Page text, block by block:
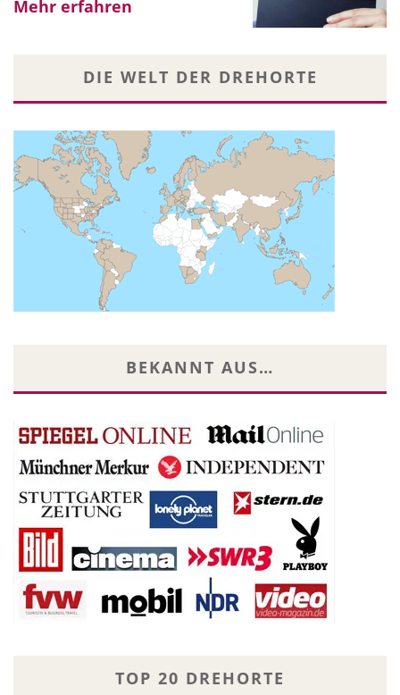
Mehr erfahren
DIE WELT DER DREHORTE
BEKANNT AUS…
TOP 20 DREHORTE